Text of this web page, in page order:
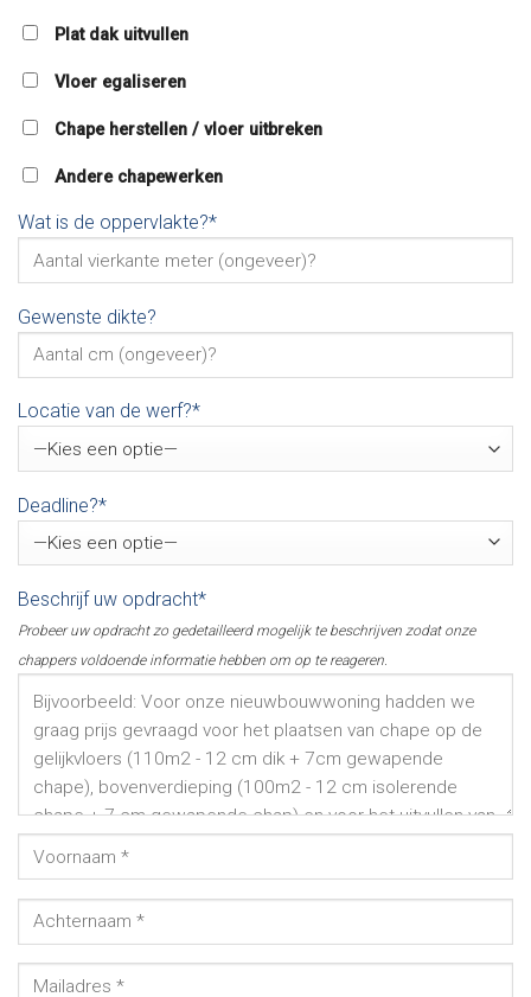
Plat dak uitvullen
Vloer egaliseren
Chape herstellen / vloer uitbreken
Andere chapewerken
Wat is de oppervlakte?*
Gewenste dikte?
Locatie van de werf?*
Deadline?*
Beschrijf uw opdracht*
Probeer uw opdracht zo gedetailleerd mogelijk te beschrijven zodat onze
chappers voldoende informatie hebben om op te reageren.